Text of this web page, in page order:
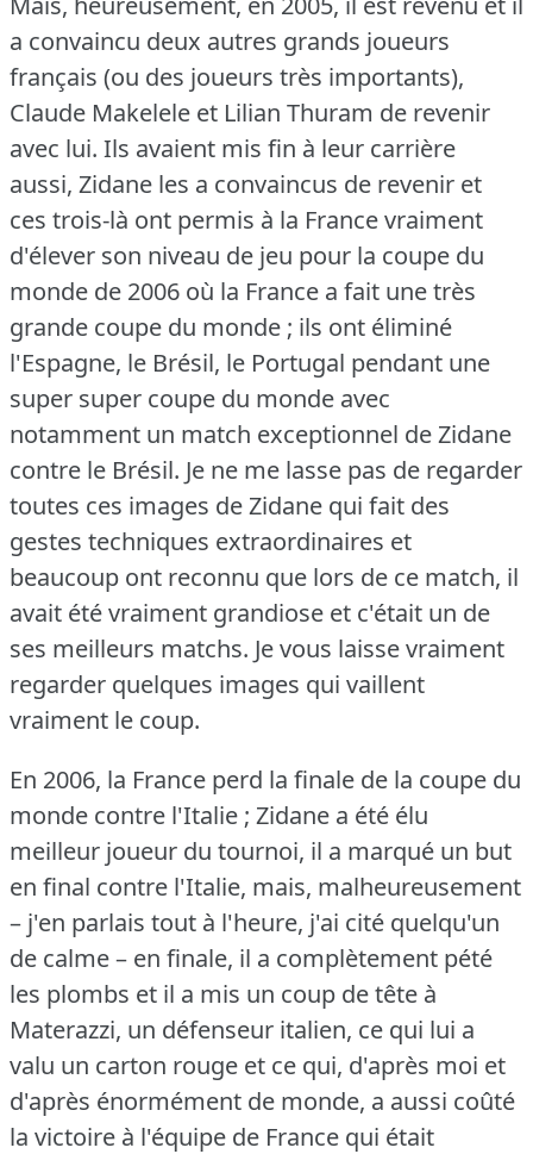
a convaincu deux autres grands joueurs
français (ou des joueurs très importants),
Claude Makelele et Lilian Thuram de revenir
avec lui. Ils avaient mis fin à leur carrière
aussi, Zidane les a convaincus de revenir et
ces trois-là ont permis à la France vraiment
d'élever son niveau de jeu pour la coupe du
monde de 2006 où la France a fait une très
grande coupe du monde ; ils ont éliminé
l'Espagne, le Brésil, le Portugal pendant une
super super coupe du monde avec
notamment un match exceptionnel de Zidane
contre le Brésil. Je ne me lasse pas de regarder
toutes ces images de Zidane qui fait des
gestes techniques extraordinaires et
beaucoup ont reconnu que lors de ce match, il
avait été vraiment grandiose et c'était un de
ses meilleurs matchs. Je vous laisse vraiment
regarder quelques images qui vaillent
vraiment le coup.
En 2006, la France perd la finale de la coupe du
monde contre l'Italie ; Zidane a été élu
meilleur joueur du tournoi, il a marqué un but
en final contre l'Italie, mais, malheureusement
– j'en parlais tout à l'heure, j'ai cité quelqu'un
de calme – en finale, il a complètement pété
les plombs et il a mis un coup de tête à
Materazzi, un défenseur italien, ce qui lui a
valu un carton rouge et ce qui, d'après moi et
d'après énormément de monde, a aussi coûté
la victoire à l'équipe de France qui était